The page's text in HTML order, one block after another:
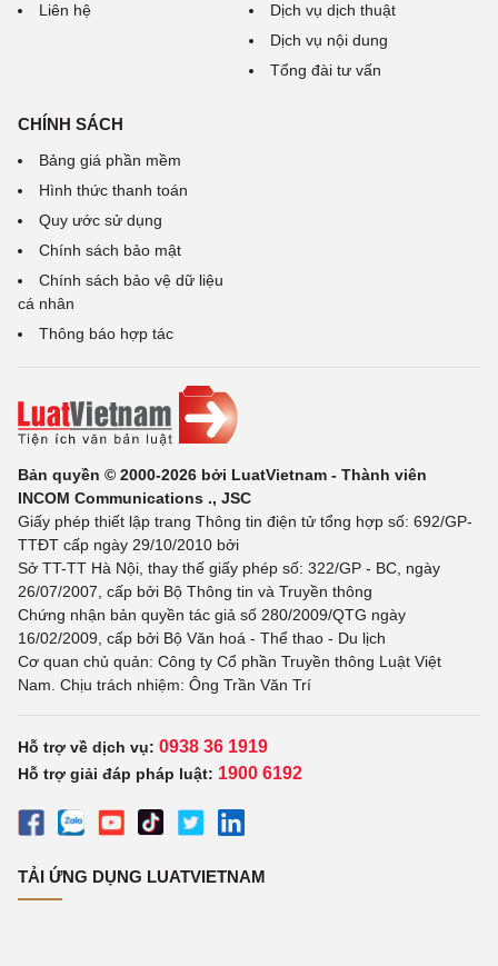
Liên hệ
Dịch vụ dịch thuật
Dịch vụ nội dung
Tổng đài tư vấn
CHÍNH SÁCH
Bảng giá phần mềm
Hình thức thanh toán
Quy ước sử dụng
Chính sách bảo mật
Chính sách bảo vệ dữ liệu
cá nhân
Thông báo hợp tác
Bản quyền © 2000-2026 bởi LuatVietnam - Thành viên
INCOM Communications ., JSC
Giấy phép thiết lập trang Thông tin điện tử tổng hợp số: 692/GP-
TTĐT cấp ngày 29/10/2010 bởi
Sở TT-TT Hà Nội, thay thế giấy phép số: 322/GP - BC, ngày
26/07/2007, cấp bởi Bộ Thông tin và Truyền thông
Chứng nhận bản quyền tác giả số 280/2009/QTG ngày
16/02/2009, cấp bởi Bộ Văn hoá - Thể thao - Du lịch
Cơ quan chủ quản: Công ty Cổ phần Truyền thông Luật Việt
Nam. Chịu trách nhiệm: Ông Trần Văn Trí
Hỗ trợ về dịch vụ: 0938 36 1919
Hỗ trợ giải đáp pháp luật: 1900 6192
TẢI ỨNG DỤNG LUATVIETNAM